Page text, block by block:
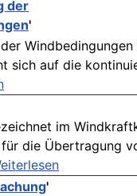
der
'
sich auf die
im
die Übertragung
'